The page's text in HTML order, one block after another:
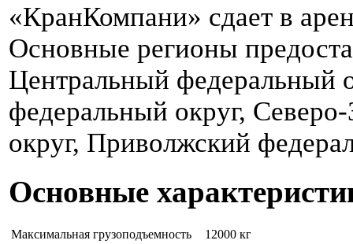
«КранКомпани» сдает в
Основные регионы
Центральный
федеральный округ,
округ, Приволжский
Основные
Максимальная грузоподъемность
12000 кг